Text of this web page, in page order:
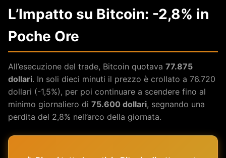
L’Impatto su Bitcoin: -2,8% in
Poche Ore
All’esecuzione del trade, Bitcoin quotava 77.875
dollari. In soli dieci minuti il prezzo è crollato a 76.720
dollari (-1,5%), per poi continuare a scendere fino al
minimo giornaliero di 75.600 dollari, segnando una
perdita del 2,8% nell’arco della giornata.